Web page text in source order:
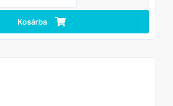
kialakítás – rendszeres, intenzív
szerelési munkák
Kosárba